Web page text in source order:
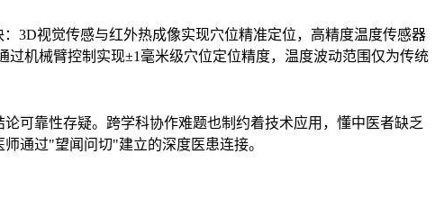
3D视觉传感与红外热成像实现穴位精准定位，高精度温度传感器
机械臂控制实现±1毫米级穴位定位精度，温度波动范围仅为传统
可靠性存疑。跨学科协作难题也制约着技术应用，懂中医者缺乏
通过"望闻问切"建立的深度医患连接。